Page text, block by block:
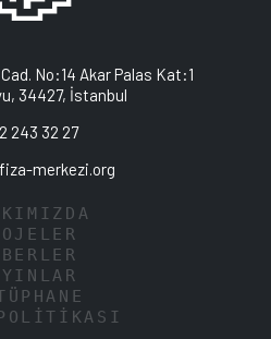
No:14 Akar Palas Kat:1
34427, İstanbul
243 32 27
merkezi.org